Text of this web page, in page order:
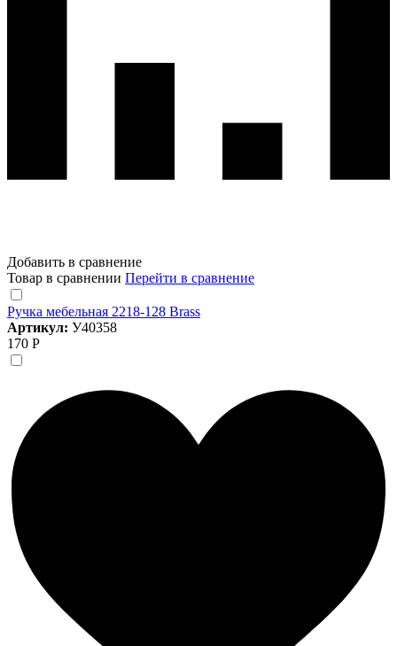
Добавить в сравнение
Товар в сравнении Перейти в сравнение
Ручка мебельная 2218-128 Brass
Артикул: У40358
170 Р